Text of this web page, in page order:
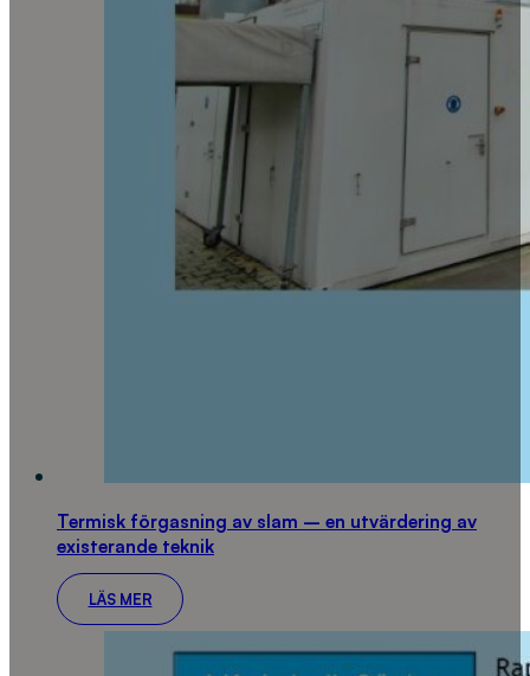
Termisk förgasning av slam – en utvärdering av
existerande teknik
LÄS MER